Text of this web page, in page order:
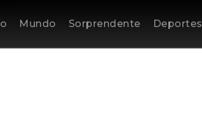
Mundo Sorprendente Deportes